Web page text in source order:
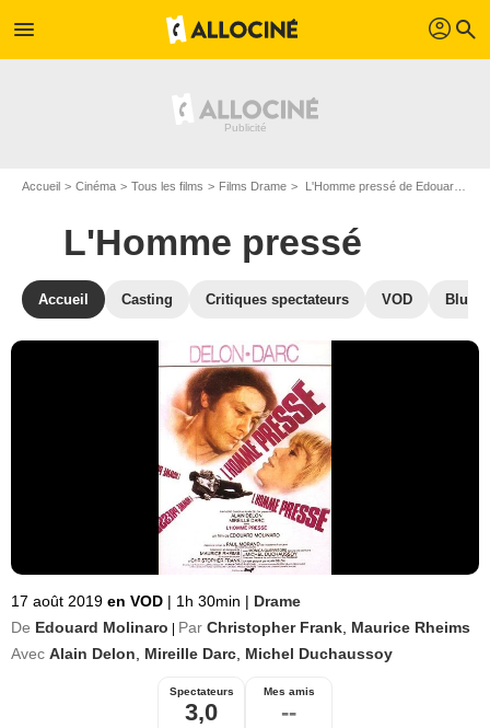
menu profil search
Accueil Cinéma Tous les films Films Drame L'Homme pressé de Edouard Molinaro
L'Homme pressé
Accueil Casting Critiques spectateurs VOD Blu-
17 août 2019 en VOD | 1h 30min | Drame
De Edouard Molinaro Par Christopher Frank Maurice Rheims
Avec Alain Delon Mireille Darc Michel Duchaussoy
Spectateurs
3,0
Mes amis
--